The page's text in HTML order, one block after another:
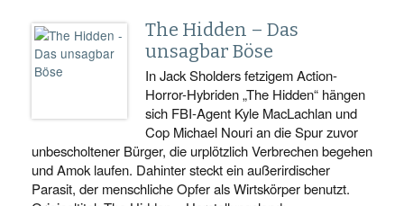
The Hidden – Das
unsagbar Böse
In Jack Sholders fetzigem Action-
Horror-Hybriden „The Hidden“ hängen
sich FBI-Agent Kyle MacLachlan und
Cop Michael Nouri an die Spur zuvor
unbescholtener Bürger, die urplötzlich Verbrechen begehen
und Amok laufen. Dahinter steckt ein außerirdischer
Parasit, der menschliche Opfer als Wirtskörper benutzt.